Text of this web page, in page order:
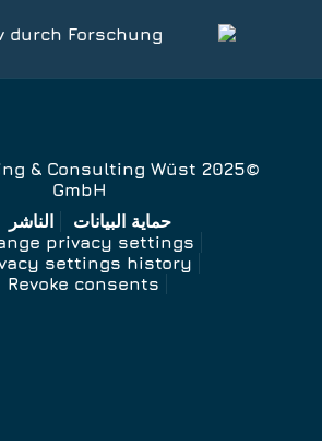
& Consulting Wüst
GmbH
حماية البيانات
الناشر
privacy settings
settings history
Revoke consents